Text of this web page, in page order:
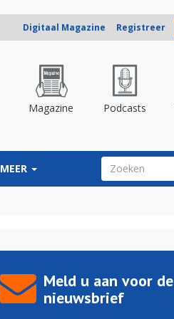
Digitaal Magazine Registreer
Magazine Podcasts
MEER ZOEKVELD
Meld u aan voor de
nieuwsbrief